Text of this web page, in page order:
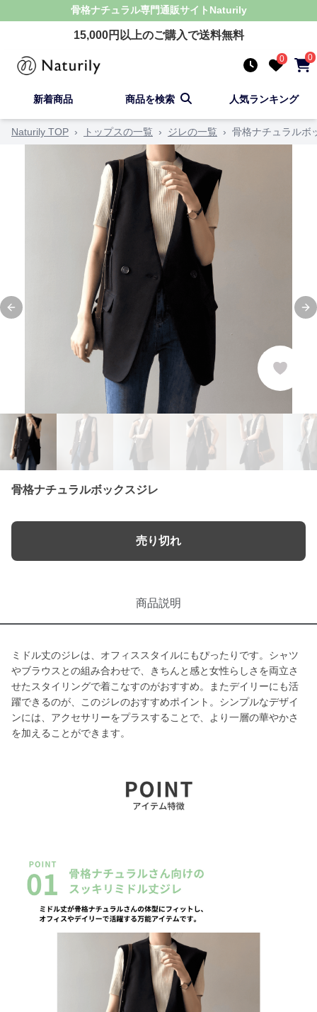
骨格ナチュラル専門通販サイト Naturily
15,000円以上のご購入で送料無料
0 0
新着商品 商品を検索 人気ランキング
Naturily TOP › トップスの一覧 › ジレの一覧 › 骨格ナチュラルボ
Previous slide
骨格ナチュラルボックスジレ
売り切れ
商品説明
ミドル丈のジレは、オフィススタイルにもぴったりです。シャツ
やブラウスとの組み合わせで、きちんと感と女性らしさを両立さ
せたスタイリングで着こなすのがおすすめ。またデイリーにも活
躍できるのが、このジレのおすすめポイント。シンプルなデザイ
ンには、アクセサリーをプラスすることで、より一層の華やかさ
を加えることができます。